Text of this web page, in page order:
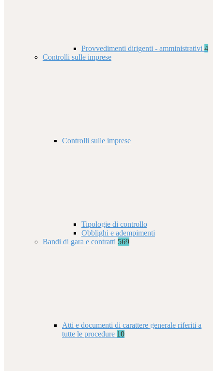
Provvedimenti dirigenti - amministrativi 4
Controlli sulle imprese
Controlli sulle imprese
Tipologie di controllo
Obblighi e adempimenti
Bandi di gara e contratti 569
Atti e documenti di carattere generale riferiti a
tutte le procedure 10